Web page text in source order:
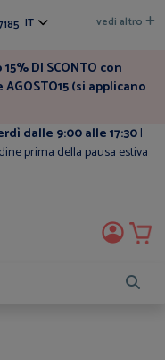
IT vedi altro
DI SCONTO con
(si applicano
dalle 9:00 alle 17:30|
prima della pausa estiva